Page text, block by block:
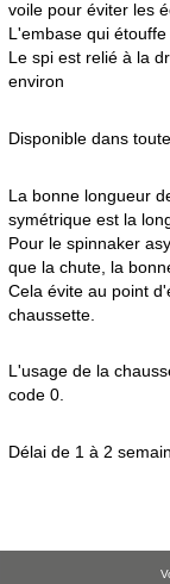
voile pour éviter les
L'embase qui étouffe
Le spi est relié à la
environ
Disponible dans
La bonne longueur
symétrique est la
Pour le spinnaker
que la chute, la
Cela évite au point
chaussette.
L'usage de la
code 0.
Délai de 1 à 2